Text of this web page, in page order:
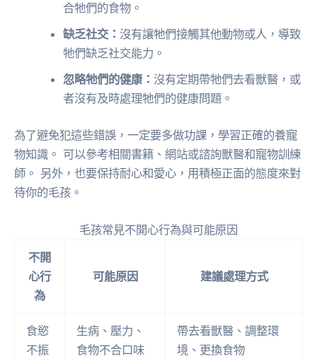
合牠們的食物。
缺乏社交： 沒有讓牠們接觸其他動物或人，導致
牠們缺乏社交能力。
忽略牠們的健康： 沒有定期帶牠們去看獸醫，或
者沒有及時處理牠們的健康問題。
為了避免犯這些錯誤，一定要多做功課，學習正確的養寵
物知識。 可以參考相關書籍、網站或諮詢獸醫和寵物訓練
師。 另外，也要保持耐心和愛心，用積極正面的態度來對
待你的毛孩。
毛孩常見不開心行為與可能原因
不開
心行
為
可能原因 建議處理方式
食慾
不振
生病、壓力、
食物不合口味
帶去看獸醫、調整環
境、更換食物